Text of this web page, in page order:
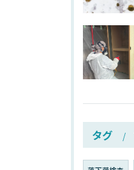
タグ